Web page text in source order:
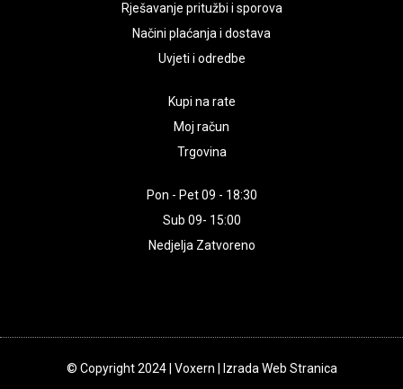
Rješavanje pritužbi i sporova
Načini plaćanja i dostava
Uvjeti i odredbe
Kupi na rate
Moj račun
Trgovina
Pon - Pet 09 - 18:30
Sub 09- 15:00
Nedjelja Zatvoreno
© Copyright 2024 | Voxern | Izrada Web Stranica